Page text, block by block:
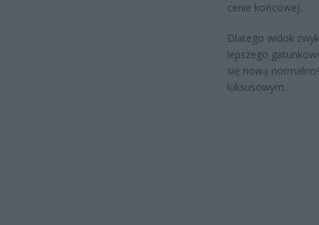
cenie końcowej.
Dlatego widok
lepszego
się nową
luksusowym.